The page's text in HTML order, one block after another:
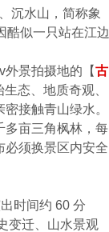
沉水山，简称象
酷似一只站在江边
外景拍摄地的【古
态、地质奇观、
接触青山绿水。
多亩三角枫林，每
必须换景区内安全
时间约 60 分
变迁、山水景观